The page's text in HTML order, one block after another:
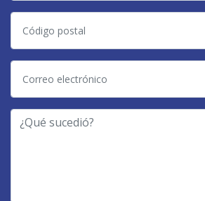
postal
electrónico
¿Qué